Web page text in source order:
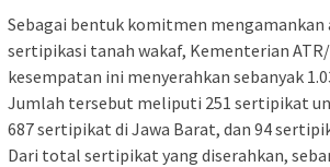
Sebagai bentuk komitmen
sertipikasi tanah wakaf, Kementerian
kesempatan ini menyerahkan sebanyak
Jumlah tersebut meliputi 251 sertipikat
687 sertipikat di Jawa Barat, dan 94
Dari total sertipikat yang diserahkan,